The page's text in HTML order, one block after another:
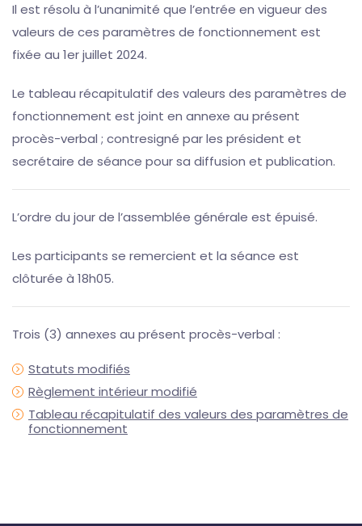
Il est résolu à l’unanimité que l’entrée en vigueur des
valeurs de ces paramètres de fonctionnement est
fixée au 1er juillet 2024.
Le tableau récapitulatif des valeurs des paramètres de
fonctionnement est joint en annexe au présent
procès-verbal ; contresigné par les président et
secrétaire de séance pour sa diffusion et publication.
L’ordre du jour de l’assemblée générale est épuisé.
Les participants se remercient et la séance est
clôturée à 18h05.
Trois (3) annexes au présent procès-verbal :
Statuts modifiés
Règlement intérieur modifié
Tableau récapitulatif des valeurs des paramètres de
fonctionnement